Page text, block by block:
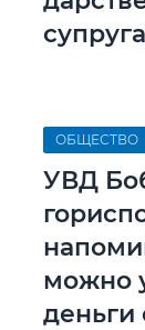
ОБЩЕСТВО
УВД
можно